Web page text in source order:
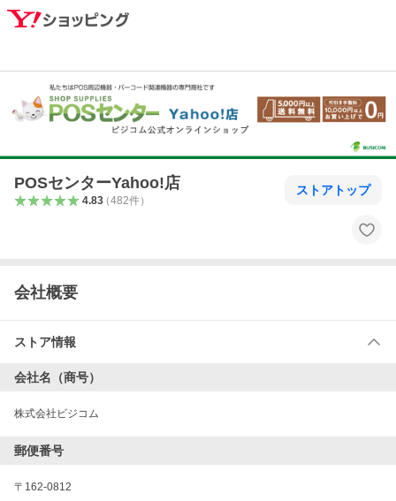
POSセンターYahoo!店
4.83（482件）
ストアトップ
会社概要
ストア情報
会社名（商号）
株式会社ビジコム
郵便番号
〒 162-0812